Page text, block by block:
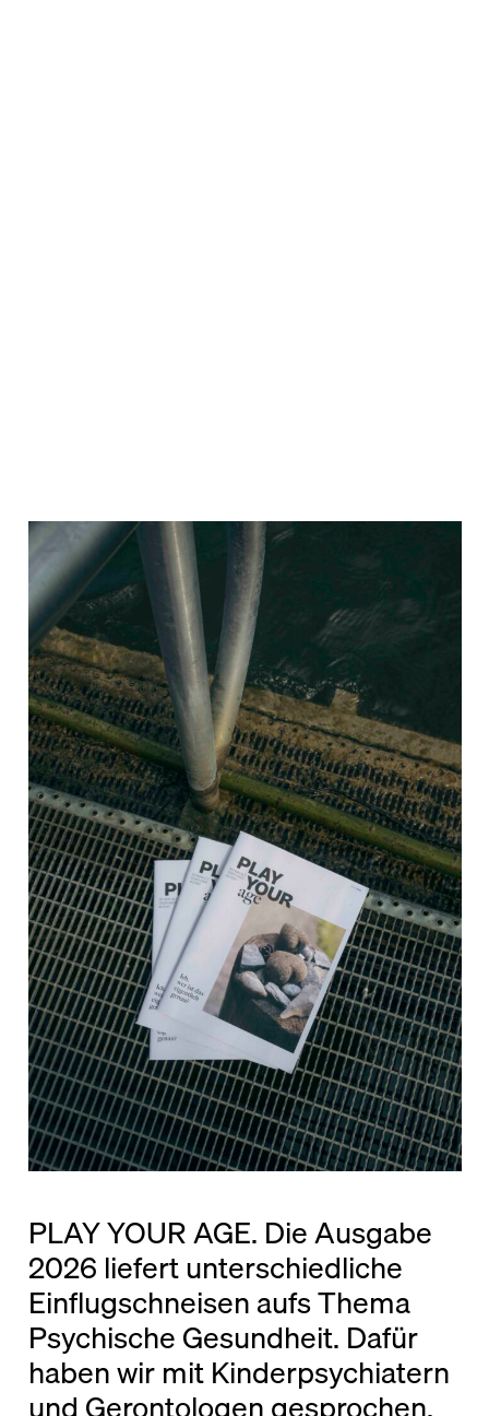
PLAY YOUR AGE. Die Ausgabe
2026 liefert unterschiedliche
Einflugschneisen aufs Thema
Psychische Gesundheit. Dafür
haben wir mit Kinderpsychiatern